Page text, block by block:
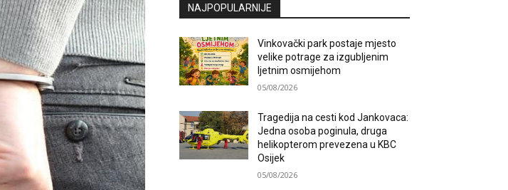
NAJPOPULARNIJE
Vinkovački park postaje mjesto
velike potrage za izgubljenim
ljetnim osmijehom
05/08/2026
Tragedija na cesti kod Jankovaca:
Jedna osoba poginula, druga
helikopterom prevezena u KBC
Osijek
05/08/2026